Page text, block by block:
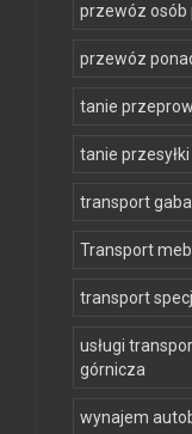
przewóz osób
przewóz
tanie
tanie
transport
Transport
transport
usługi
górnicza
wynajem